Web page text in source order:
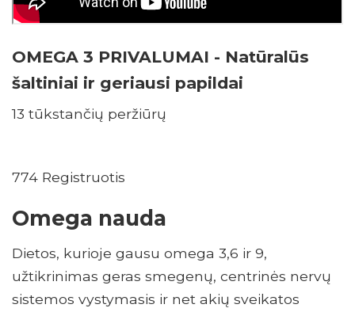
OMEGA 3 PRIVALUMAI - Natūralūs
šaltiniai ir geriausi papildai
13 tūkstančių peržiūrų
774 Registruotis
Omega nauda
Dietos, kurioje gausu omega 3,6 ir 9,
užtikrinimas geras smegenų, centrinės nervų
sistemos vystymasis ir net akių sveikatos